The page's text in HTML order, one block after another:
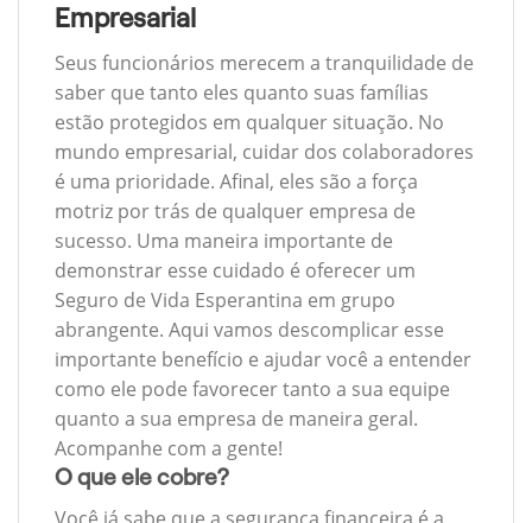
Empresarial
Seus funcionários merecem a tranquilidade de
saber que tanto eles quanto suas famílias
estão protegidos em qualquer situação. No
mundo empresarial, cuidar dos colaboradores
é uma prioridade. Afinal, eles são a força
motriz por trás de qualquer empresa de
sucesso. Uma maneira importante de
demonstrar esse cuidado é oferecer um
Seguro de Vida Esperantina em grupo
abrangente. Aqui vamos descomplicar esse
importante benefício e ajudar você a entender
como ele pode favorecer tanto a sua equipe
quanto a sua empresa de maneira geral.
Acompanhe com a gente!
O que ele cobre?